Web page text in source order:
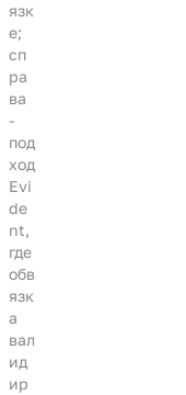
язк
е;
сп
ра
ва
-
под
ход
Evi
de
nt,
где
обв
язк
а
вал
ид
ир